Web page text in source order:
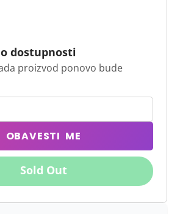
dostupnosti
proizvod ponovo bude
OBAVESTI ME
Sold Out